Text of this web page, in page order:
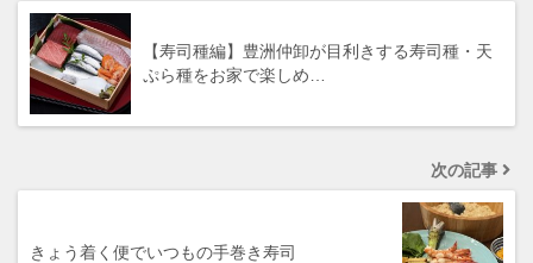
【寿司種編】豊洲仲卸が目利きする寿司種・天
ぷら種をお家で楽しめ…
次の記事
きょう着く便でいつもの手巻き寿司